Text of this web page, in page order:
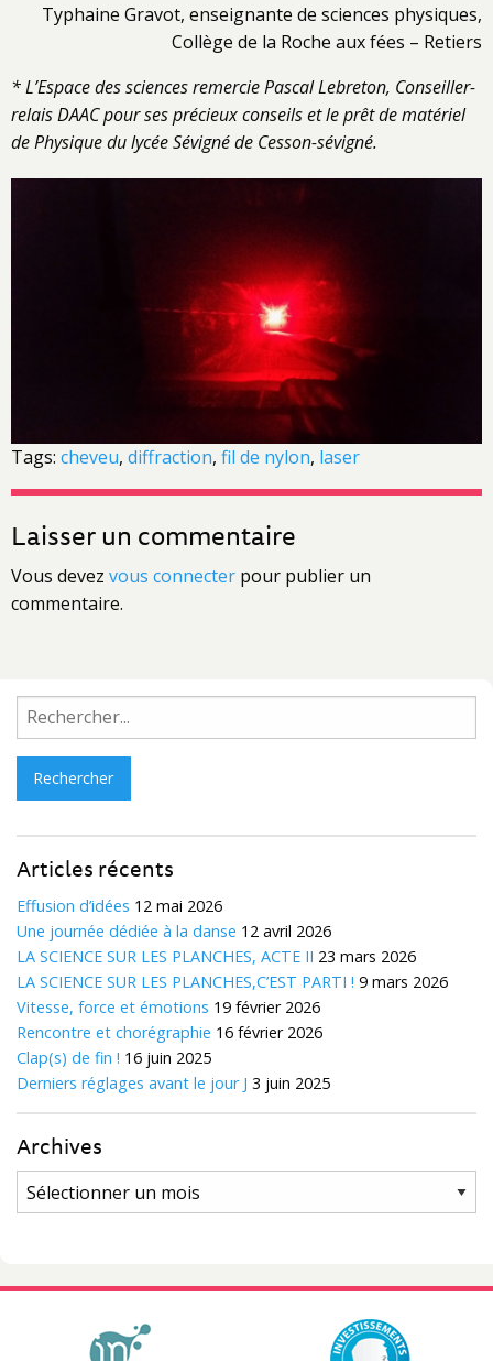
Typhaine Gravot, enseignante de sciences physiques,
Collège de la Roche aux fées – Retiers
* L’Espace des sciences remercie Pascal Lebreton, Conseiller-
relais DAAC pour ses précieux conseils et le prêt de matériel
de Physique du lycée Sévigné de Cesson-sévigné.
Tags: cheveu, diffraction, fil de nylon, laser
Laisser un commentaire
Vous devez vous connecter pour publier un
commentaire.
Rechercher :
Articles récents
Effusion d’idées 12 mai 2026
Une journée dédiée à la danse 12 avril 2026
LA SCIENCE SUR LES PLANCHES, ACTE II 23 mars 2026
LA SCIENCE SUR LES PLANCHES,C’EST PARTI ! 9 mars 2026
Vitesse, force et émotions 19 février 2026
Rencontre et chorégraphie 16 février 2026
Clap(s) de fin ! 16 juin 2025
Derniers réglages avant le jour J 3 juin 2025
Archives
Archives